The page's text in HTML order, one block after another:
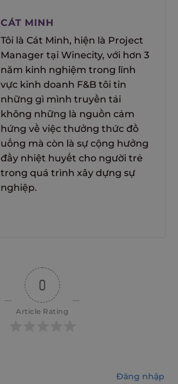
CÁT MINH
Tôi là Cát Minh, hiện là Project
Manager tại Winecity, với hơn 3
năm kinh nghiệm trong lĩnh
vực kinh doanh F&B tôi tin
những gì mình truyền tải
không những là nguồn cảm
hứng về việc thưởng thức đồ
uống mà còn là sự cộng hưởng
đầy nhiệt huyết cho người trẻ
trong quá trình xây dựng sự
nghiệp.
0
Article Rating
Đăng nhập